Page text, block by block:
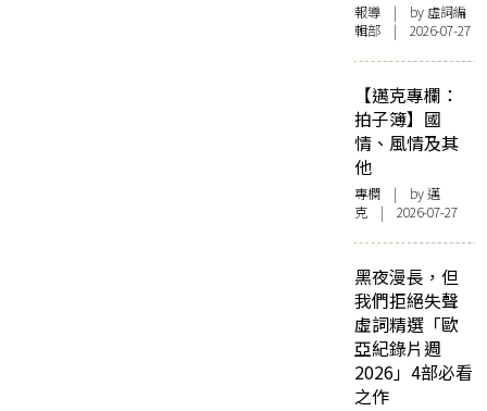
報導 | by 虛詞編
輯部 | 2026-07-27
【邁克專欄：
拍子簿】國
情、風情及其
他
專欄 | by邁
克 | 2026-07-27
黑夜漫長，但
我們拒絕失聲
虛詞精選「歐
亞紀錄片週
2026」4部必看
之作